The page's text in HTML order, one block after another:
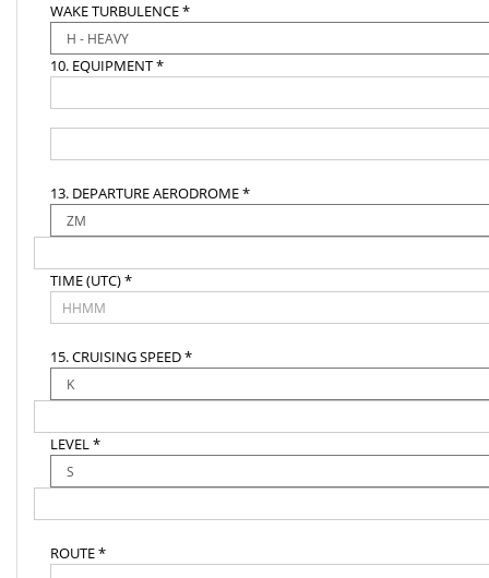
WAKE TURBULENCE *
10. EQUIPMENT *
13. DEPARTURE AERODROME *
TIME (UTC) *
15. CRUISING SPEED *
LEVEL *
ROUTE *